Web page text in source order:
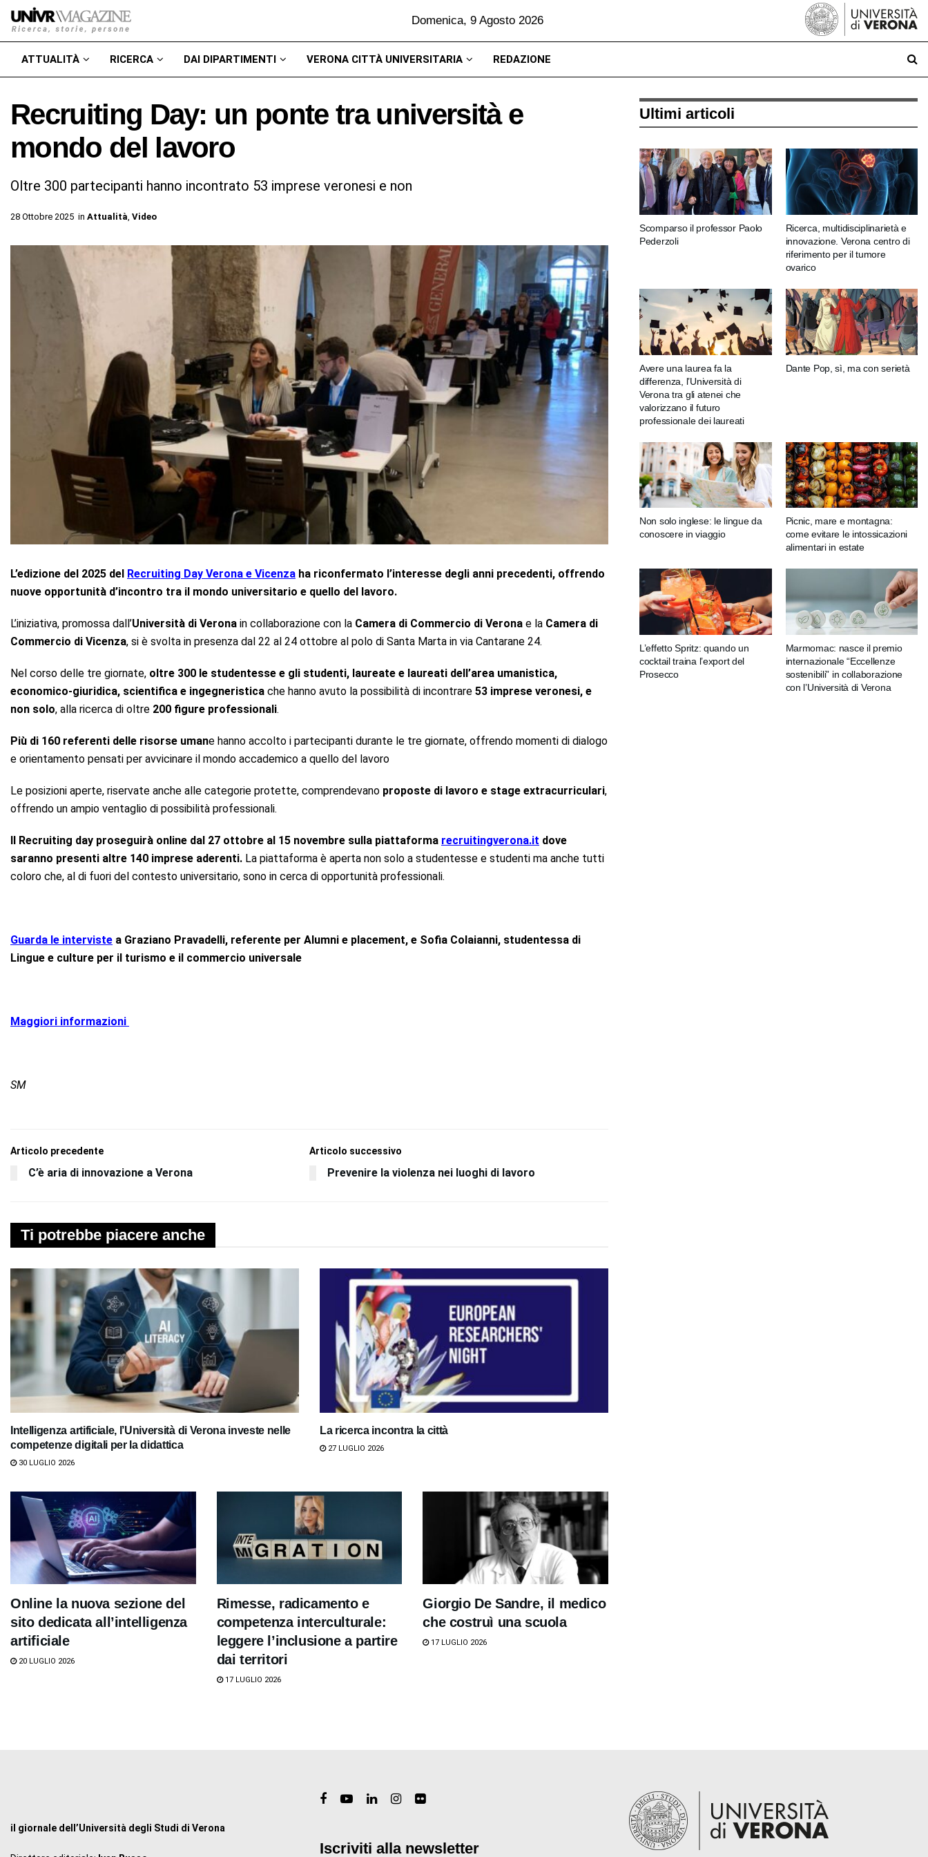
Domenica, 9 Agosto 2026
ATTUALITÀ RICERCA DAI DIPARTIMENTI VERONA CITTÀ UNIVERSITARIA REDAZIONE
Recruiting Day: un ponte tra università e
mondo del lavoro
Oltre 300 partecipanti hanno incontrato 53 imprese veronesi e non
28 Ottobre 2025 in Attualità Video
L’edizione del 2025 del Recruiting Day Verona e Vicenza ha riconfermato l’interesse degli anni precedenti, offrendo
nuove opportunità d’incontro tra il mondo universitario e quello del lavoro.
L’iniziativa, promossa dall’Università di Verona in collaborazione con la Camera di Commercio di Verona e la Camera di
Commercio di Vicenza, si è svolta in presenza dal 22 al 24 ottobre al polo di Santa Marta in via Cantarane 24.
Nel corso delle tre giornate, oltre 300 le studentesse e gli studenti, laureate e laureati dell’area umanistica,
economico-giuridica, scientifica e ingegneristica che hanno avuto la possibilità di incontrare 53 imprese veronesi, e
non solo, alla ricerca di oltre 200 figure professionali.
Più di 160 referenti delle risorse umane hanno accolto i partecipanti durante le tre giornate, offrendo momenti di dialogo
e orientamento pensati per avvicinare il mondo accademico a quello del lavoro
Le posizioni aperte, riservate anche alle categorie protette, comprendevano proposte di lavoro e stage extracurriculari,
offrendo un ampio ventaglio di possibilità professionali.
Il Recruiting day proseguirà online dal 27 ottobre al 15 novembre sulla piattaforma recruitingverona.it dove
saranno presenti altre 140 imprese aderenti. La piattaforma è aperta non solo a studentesse e studenti ma anche tutti
coloro che, al di fuori del contesto universitario, sono in cerca di opportunità professionali.
Guarda le interviste a Graziano Pravadelli, referente per Alumni e placement, e Sofia Colaianni, studentessa di
Lingue e culture per il turismo e il commercio universale
Maggiori informazioni
SM
Articolo precedente
C’è aria di innovazione a Verona
Articolo successivo
Prevenire la violenza nei luoghi di lavoro
Ti potrebbe piacere anche
Intelligenza artificiale, l’Università di Verona investe nelle
competenze digitali per la didattica
30 LUGLIO 2026
La ricerca incontra la città
27 LUGLIO 2026
Online la nuova sezione del
sito dedicata all’intelligenza
artificiale
20 LUGLIO 2026
Rimesse, radicamento e
competenza interculturale:
leggere l’inclusione a partire
dai territori
17 LUGLIO 2026
Giorgio De Sandre, il medico
che costruì una scuola
17 LUGLIO 2026
Ultimi articoli
Scomparso il professor Paolo
Pederzoli
Ricerca, multidisciplinarietà e
innovazione. Verona centro di
riferimento per il tumore
ovarico
Avere una laurea fa la
differenza, l’Università di
Verona tra gli atenei che
valorizzano il futuro
professionale dei laureati
Dante Pop, sì, ma con serietà
Non solo inglese: le lingue da
conoscere in viaggio
Picnic, mare e montagna:
come evitare le intossicazioni
alimentari in estate
L’effetto Spritz: quando un
cocktail traina l’export del
Prosecco
Marmomac: nasce il premio
internazionale “Eccellenze
sostenibili” in collaborazione
con l’Università di Verona
il giornale dell’Università degli Studi di Verona
Iscriviti alla newsletter